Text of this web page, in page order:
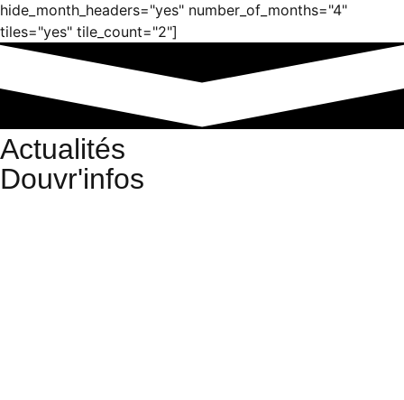
hide_month_headers="yes" number_of_months="4"
tiles="yes" tile_count="2"]
Actualités
Douvr'infos